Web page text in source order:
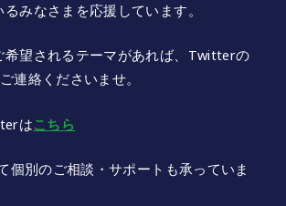
みなさまを応援しています。
希望されるテーマがあれば、Twitterの
連絡くださいませ。
はこちら
個別のご相談・サポートも承っていま